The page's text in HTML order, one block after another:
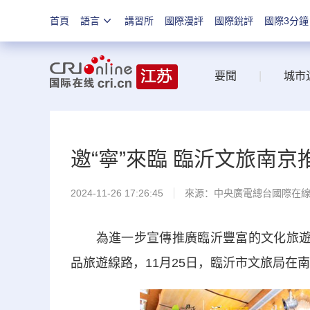
首頁 語言 講習所 國際漫評 國際銳評 國際3分鐘
要聞 城市
邀“寧”來臨 臨沂文旅南京
2024-11-26 17:26:45 來源：中央廣電總台國際在線
為進一步宣傳推廣臨沂豐富的文化旅
品旅遊線路，11月25日，臨沂市文旅局在